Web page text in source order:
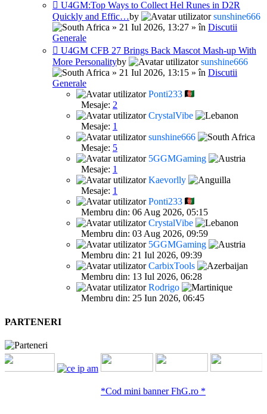
U4GM:Top Ways to Collect Hel Runes in D2R
Quickly and Effic…by
sunshine666
» 21 Iul 2026, 13:27 » în Discutii
Generale
U4GM CFB 27 Brings Back Mascot Mash-up With
More Personalityby
sunshine666
» 21 Iul 2026, 13:15 » în Discutii
Generale
Ponti233
Mesaje: 2
CrystalVibe
Mesaje: 1
sunshine666
Mesaje: 5
5GGMGaming
Mesaje: 1
Kaevorlly
Mesaje: 1
Ponti233
Membru din: 06 Aug 2026, 05:15
CrystalVibe
Membru din: 03 Aug 2026, 09:59
5GGMGaming
Membru din: 21 Iul 2026, 09:39
CarbixTools
Membru din: 13 Iul 2026, 06:28
Rodrigo
Membru din: 25 Iun 2026, 06:45
PARTENERI
*Cod mini banner FhG.ro *